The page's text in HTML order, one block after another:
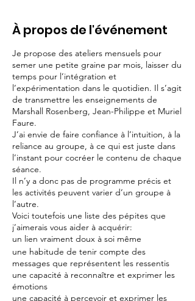
À propos de l'événement
Je propose des ateliers mensuels pour
semer une petite graine par mois, laisser du
temps pour l’intégration et
l’expérimentation dans le quotidien. Il s’agit
de transmettre les enseignements de
Marshall Rosenberg, Jean-Philippe et Muriel
Faure.
J’ai envie de faire confiance à l’intuition, à la
reliance au groupe, à ce qui est juste dans
l’instant pour cocréer le contenu de chaque
séance.
Il n’y a donc pas de programme précis et
les activités peuvent varier d’un groupe à
l’autre.
Voici toutefois une liste des pépites que
j’aimerais vous aider à acquérir:
un lien vraiment doux à soi même
une habitude de tenir compte des
messages que représentent les ressentis
une capacité à reconnaître et exprimer les
émotions
une capacité à percevoir et exprimer les